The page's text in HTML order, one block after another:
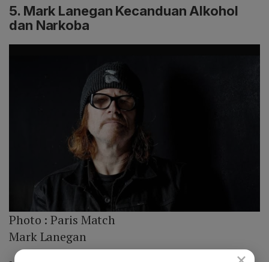
5. Mark Lanegan Kecanduan Alkohol
dan Narkoba
Photo :Paris Match
Mark Lanegan